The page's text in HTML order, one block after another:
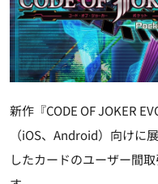
新作『CODE OF JOKER
（iOS、Android）向けに
したカードのユーザー間